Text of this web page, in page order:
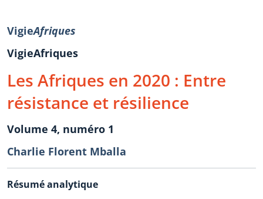
VigieAfriques
VigieAfriques
Les Afriques en 2020 : Entre
résistance et résilience
Volume 4, numéro 1
Charlie Florent Mballa
Résumé analytique